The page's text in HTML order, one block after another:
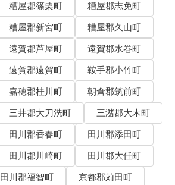
糟屋郡篠栗町
糟屋郡志免町
糟屋郡新宮町
糟屋郡久山町
遠賀郡芦屋町
遠賀郡水巻町
遠賀郡遠賀町
鞍手郡小竹町
嘉穂郡桂川町
朝倉郡筑前町
三井郡大刀洗町
三潴郡大木町
田川郡香春町
田川郡添田町
田川郡川崎町
田川郡大任町
田川郡福智町
京都郡苅田町